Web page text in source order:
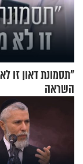
"תסמונת דאון זו
השראה